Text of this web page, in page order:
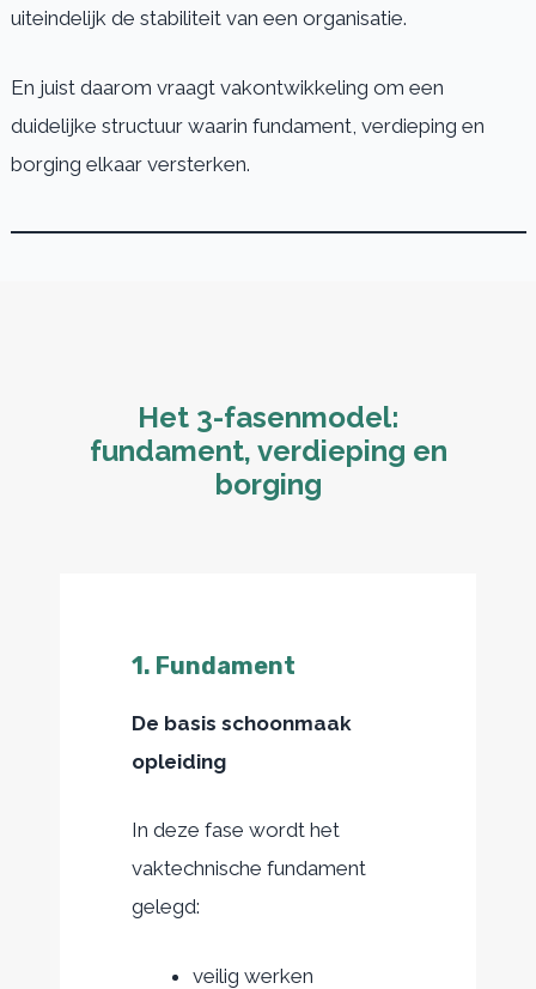
uiteindelijk de stabiliteit van een organisatie.
En juist daarom vraagt vakontwikkeling om een
duidelijke structuur waarin fundament, verdieping en
borging elkaar versterken.
Het 3-fasenmodel:
fundament, verdieping en
borging
1. Fundament
De basis schoonmaak
opleiding
In deze fase wordt het
vaktechnische fundament
gelegd:
veilig werken